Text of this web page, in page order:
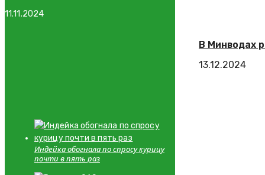
В Минводах
13.12.2024
11.11.2024
Индейка обогнала по спросу курицу
почти в пять раз